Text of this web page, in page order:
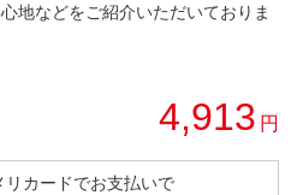
地などをご紹介いただいておりま
4,913 円
リカードでお支払いで